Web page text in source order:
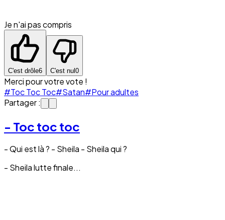
Je n'ai pas compris
C'est drôle6 C'est nul0
Merci pour votre vote !
#Toc Toc Toc#Satan#Pour adultes
Partager :
- Toc toc toc
- Qui est là ? - Sheila - Sheila qui ?
- Sheila lutte finale...